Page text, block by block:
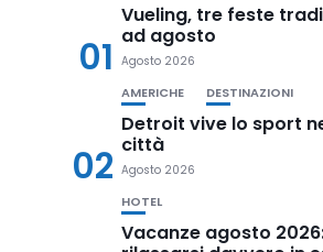
01
Vueling, tre feste
ad agosto
Agosto 2026
02
AMERICHE DESTINAZIONI
Detroit vive lo sport
città
Agosto 2026
HOTEL
Vacanze agosto